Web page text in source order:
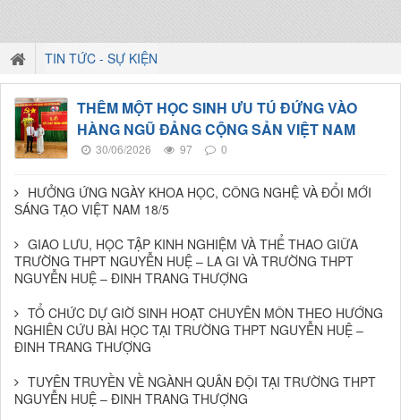
TIN TỨC - SỰ KIỆN
THÊM MỘT HỌC SINH ƯU TÚ ĐỨNG VÀO
HÀNG NGŨ ĐẢNG CỘNG SẢN VIỆT NAM
30/06/2026 97 0
HƯỞNG ỨNG NGÀY KHOA HỌC, CÔNG NGHỆ VÀ ĐỔI MỚI
SÁNG TẠO VIỆT NAM 18/5
GIAO LƯU, HỌC TẬP KINH NGHIỆM VÀ THỂ THAO GIỮA
TRƯỜNG THPT NGUYỄN HUỆ – LA GI VÀ TRƯỜNG THPT
NGUYỄN HUỆ – ĐINH TRANG THƯỢNG
TỔ CHỨC DỰ GIỜ SINH HOẠT CHUYÊN MÔN THEO HƯỚNG
NGHIÊN CỨU BÀI HỌC TẠI TRƯỜNG THPT NGUYỄN HUỆ –
ĐINH TRANG THƯỢNG
TUYÊN TRUYỀN VỀ NGÀNH QUÂN ĐỘI TẠI TRƯỜNG THPT
NGUYỄN HUỆ – ĐINH TRANG THƯỢNG